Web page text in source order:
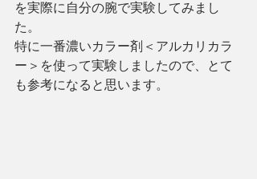
を実際に自分の腕で実験してみまし
た。
特に一番濃いカラー剤＜アルカリカラ
ー＞を使って実験しましたので、とて
も参考になると思います。